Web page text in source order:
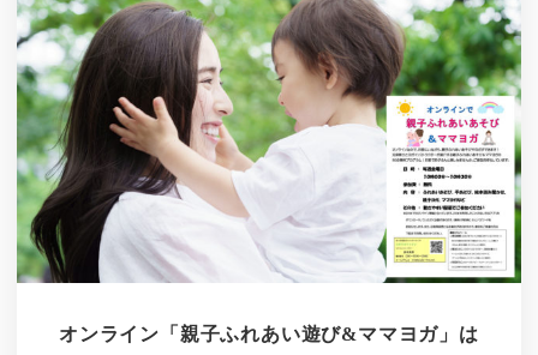
オンライン「親子ふれあい遊び&ママヨガ」は